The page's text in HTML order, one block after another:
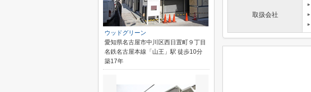
取扱会社
ウッドグリーン
愛知県名古屋市中川区西日置町９丁目
名鉄名古屋本線「山王」駅 徒歩10分
築17年